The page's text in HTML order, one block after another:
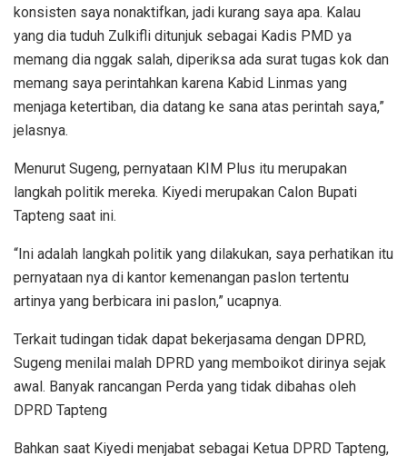
konsisten saya nonaktifkan, jadi kurang saya apa. Kalau
yang dia tuduh Zulkifli ditunjuk sebagai Kadis PMD ya
memang dia nggak salah, diperiksa ada surat tugas kok dan
memang saya perintahkan karena Kabid Linmas yang
menjaga ketertiban, dia datang ke sana atas perintah saya,”
jelasnya.
Menurut Sugeng, pernyataan KIM Plus itu merupakan
langkah politik mereka. Kiyedi merupakan Calon Bupati
Tapteng saat ini.
“Ini adalah langkah politik yang dilakukan, saya perhatikan itu
pernyataan nya di kantor kemenangan paslon tertentu
artinya yang berbicara ini paslon,” ucapnya.
Terkait tudingan tidak dapat bekerjasama dengan DPRD,
Sugeng menilai malah DPRD yang memboikot dirinya sejak
awal. Banyak rancangan Perda yang tidak dibahas oleh
DPRD Tapteng
Bahkan saat Kiyedi menjabat sebagai Ketua DPRD Tapteng,